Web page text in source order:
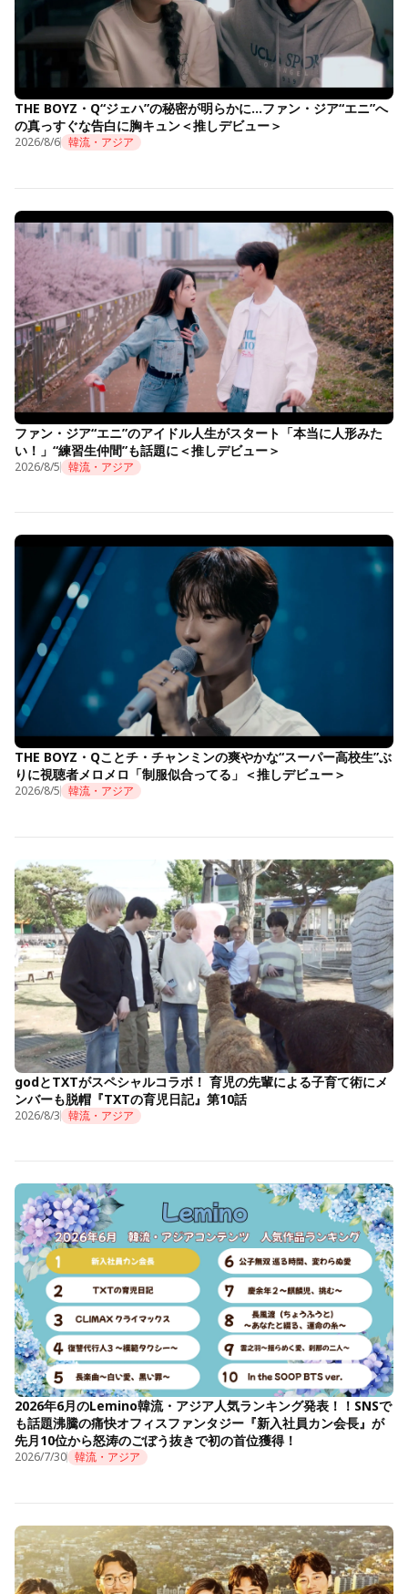
THE BOYZ・Q“ジェハ”の秘密が明らかに…ファン・ジア“エニ”へ
の真っすぐな告白に胸キュン＜推しデビュー＞
2026/8/6 韓流・アジア
ファン・ジア“エニ”のアイドル人生がスタート「本当に人形みた
い！」“練習生仲間”も話題に＜推しデビュー＞
2026/8/5 韓流・アジア
THE BOYZ・Qことチ・チャンミンの爽やかな“スーパー高校生”ぶ
りに視聴者メロメロ「制服似合ってる」＜推しデビュー＞
2026/8/5 韓流・アジア
godとTXTがスペシャルコラボ！ 育児の先輩による子育て術にメ
ンバーも脱帽『TXTの育児日記』第10話
2026/8/3 韓流・アジア
2026年6月のLemino韓流・アジア人気ランキング発表！！SNSで
も話題沸騰の痛快オフィスファンタジー『新入社員カン会長』が
先月10位から怒涛のごぼう抜きで初の首位獲得！
2026/7/30 韓流・アジア